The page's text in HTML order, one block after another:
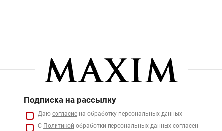
Подписка на рассылку
Даю согласие на обработку персональных данных
С Политикой обработки персональных данных согласен